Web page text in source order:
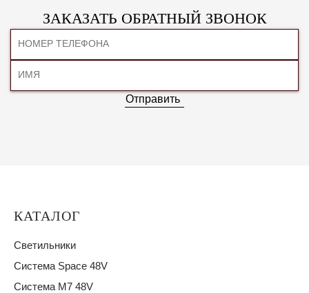
ЗАКАЗАТЬ ОБРАТНЫЙ ЗВОНОК
Отправить
КАТАЛОГ
Светильники
Система Space 48V
Система M7 48V